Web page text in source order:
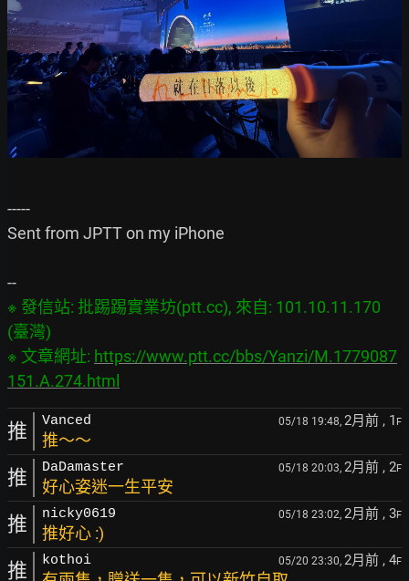
-----
Sent from JPTT on my iPhone
※ 發信站: 批踢踢實業坊(ptt.cc), 來自: 101.10.11.170
(臺灣)
※ 文章網址: https://www.ptt.cc/bbs/Yanzi/M.1779087
151.A.274.html
推 Vanced 05/18 19:48, 2月前 , 1 F
推～～
推 DaDamaster 05/18 20:03, 2月前 , 2F
好心姿迷一生平安
推 nicky0619 05/18 23:02, 2月前 , 3F
推好心 :)
推 kothoi 05/20 23:30, 2月前 , 4F